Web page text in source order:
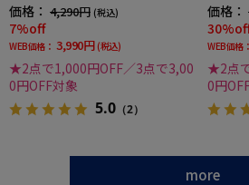
価格： 4,290円 (税込)
7%off
WEB価格： 3,990円 (税込)
★2点で1,000円OFF／3点で3,00
0円OFF対象
5.0 （2）
汗速乾ワ
価格：
WEB価格：
★2点
0円
more